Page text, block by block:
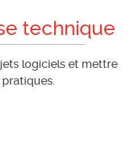
technique
logiciels et mettre
pratiques.